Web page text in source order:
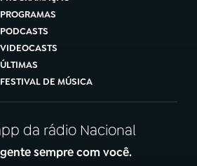
PROGRAMAS
PODCASTS
VIDEOCASTS
ÚLTIMAS
FESTIVAL DE MÚSICA
da rádio Nacional
sempre com você.